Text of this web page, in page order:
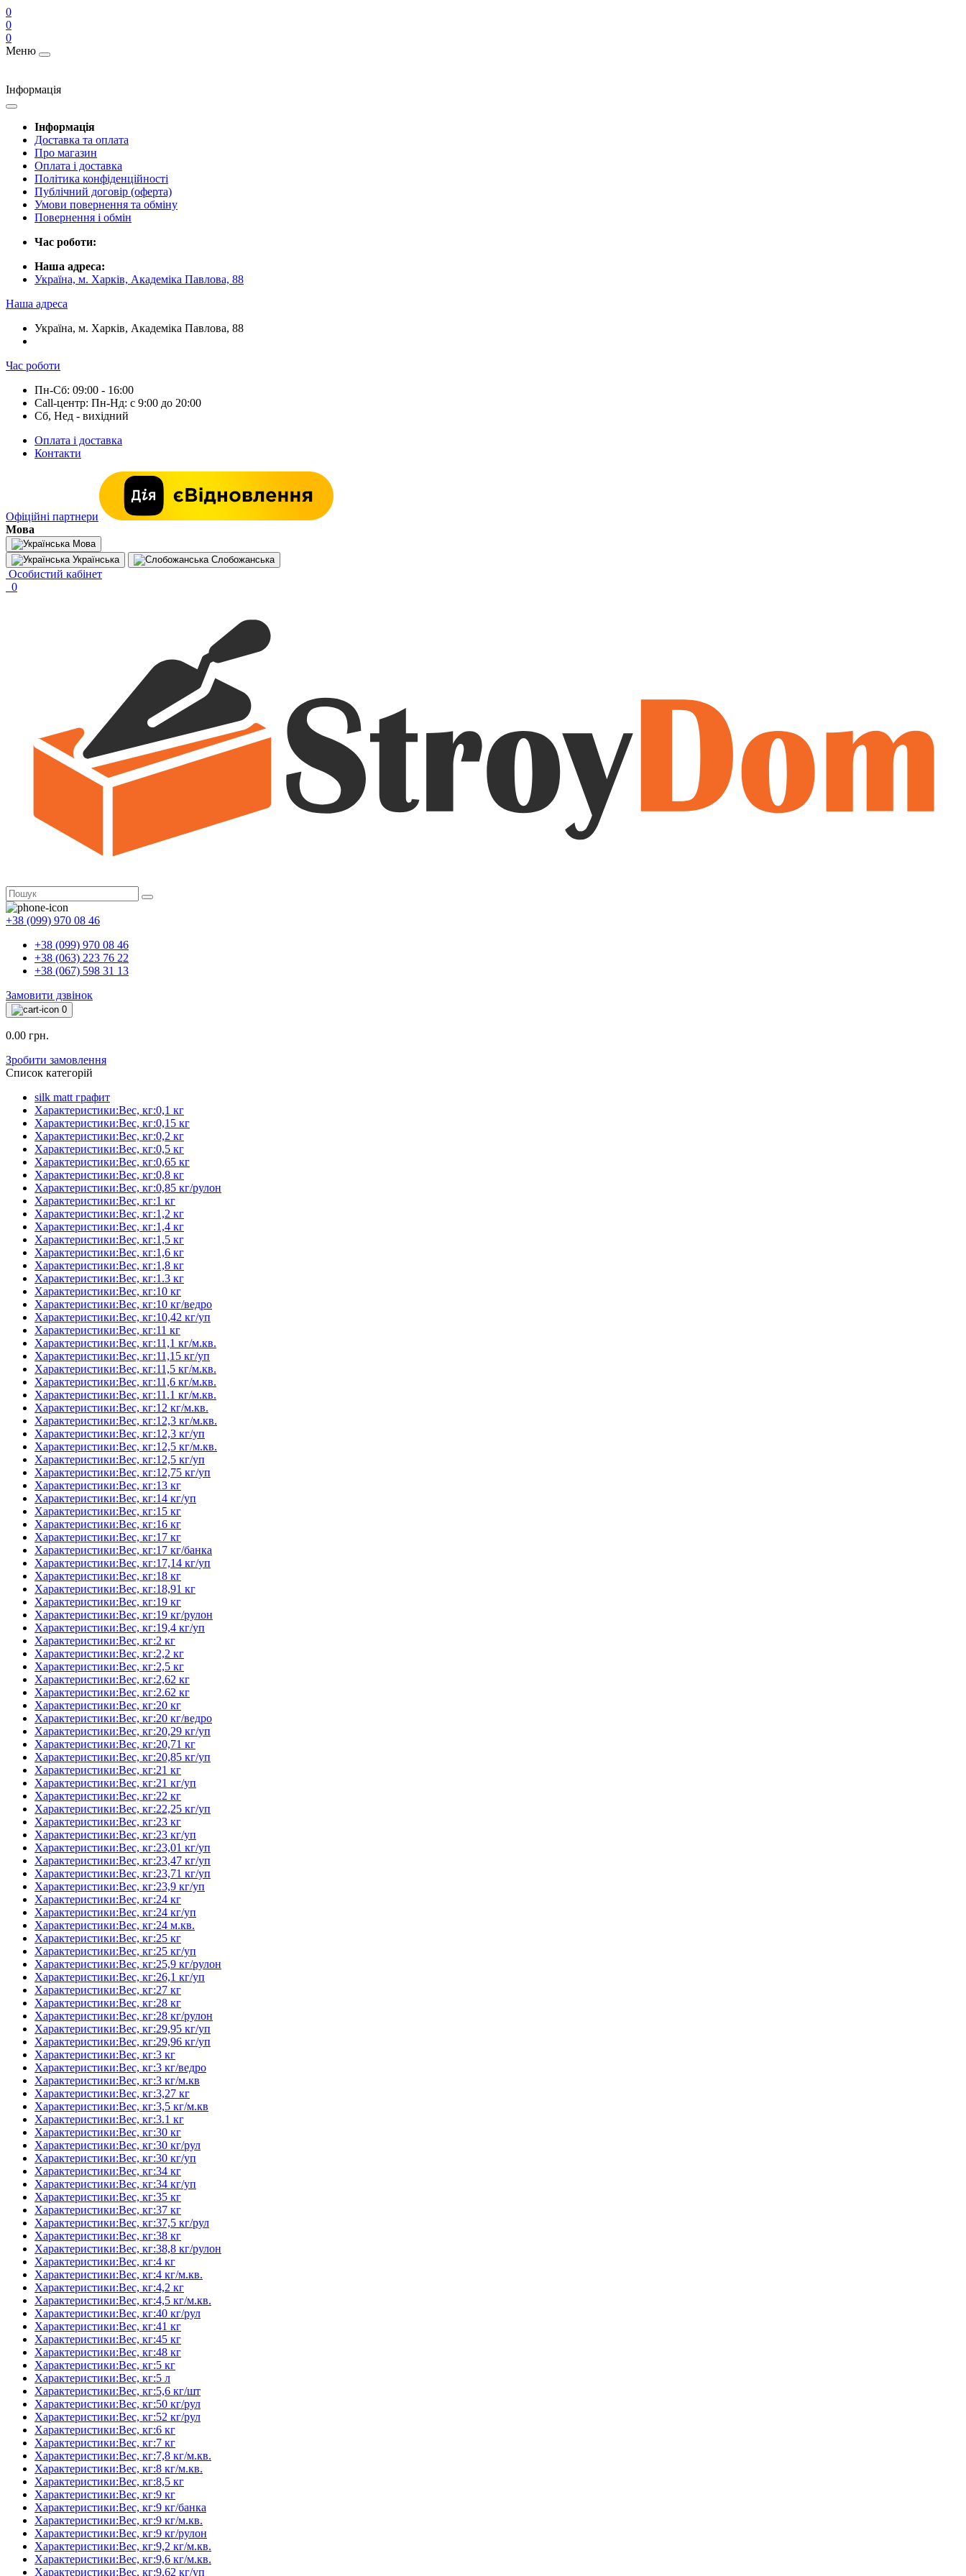
0
0
0
Меню
Інформація
Інформація
Доставка та оплата
Про магазин
Оплата і доставка
Політика конфіденційності
Публічний договір (оферта)
Умови повернення та обміну
Повернення і обмін
Час роботи:
Наша адреса:
Україна, м. Харків, Академіка Павлова, 88
Наша адреса
Україна, м. Харків, Академіка Павлова, 88
Час роботи
Пн-Сб: 09:00 - 16:00
Call-центр: Пн-Нд: с 9:00 до 20:00
Сб, Нед - вихідний
Оплата і доставка
Контакти
Офіційні партнери
Мова
Мова
Українська
Слобожанська
Особистий кабінет
0
+38 (099) 970 08 46
+38 (099) 970 08 46
+38 (063) 223 76 22
+38 (067) 598 31 13
Замовити дзвінок
0
0.00 грн.
Зробити замовлення
Список категорій
silk matt графит
Характеристики:Вес, кг:0,1 кг
Характеристики:Вес, кг:0,15 кг
Характеристики:Вес, кг:0,2 кг
Характеристики:Вес, кг:0,5 кг
Характеристики:Вес, кг:0,65 кг
Характеристики:Вес, кг:0,8 кг
Характеристики:Вес, кг:0,85 кг/рулон
Характеристики:Вес, кг:1 кг
Характеристики:Вес, кг:1,2 кг
Характеристики:Вес, кг:1,4 кг
Характеристики:Вес, кг:1,5 кг
Характеристики:Вес, кг:1,6 кг
Характеристики:Вес, кг:1,8 кг
Характеристики:Вес, кг:1.3 кг
Характеристики:Вес, кг:10 кг
Характеристики:Вес, кг:10 кг/ведро
Характеристики:Вес, кг:10,42 кг/уп
Характеристики:Вес, кг:11 кг
Характеристики:Вес, кг:11,1 кг/м.кв.
Характеристики:Вес, кг:11,15 кг/уп
Характеристики:Вес, кг:11,5 кг/м.кв.
Характеристики:Вес, кг:11,6 кг/м.кв.
Характеристики:Вес, кг:11.1 кг/м.кв.
Характеристики:Вес, кг:12 кг/м.кв.
Характеристики:Вес, кг:12,3 кг/м.кв.
Характеристики:Вес, кг:12,3 кг/уп
Характеристики:Вес, кг:12,5 кг/м.кв.
Характеристики:Вес, кг:12,5 кг/уп
Характеристики:Вес, кг:12,75 кг/уп
Характеристики:Вес, кг:13 кг
Характеристики:Вес, кг:14 кг/уп
Характеристики:Вес, кг:15 кг
Характеристики:Вес, кг:16 кг
Характеристики:Вес, кг:17 кг
Характеристики:Вес, кг:17 кг/банка
Характеристики:Вес, кг:17,14 кг/уп
Характеристики:Вес, кг:18 кг
Характеристики:Вес, кг:18,91 кг
Характеристики:Вес, кг:19 кг
Характеристики:Вес, кг:19 кг/рулон
Характеристики:Вес, кг:19,4 кг/уп
Характеристики:Вес, кг:2 кг
Характеристики:Вес, кг:2,2 кг
Характеристики:Вес, кг:2,5 кг
Характеристики:Вес, кг:2,62 кг
Характеристики:Вес, кг:2.62 кг
Характеристики:Вес, кг:20 кг
Характеристики:Вес, кг:20 кг/ведро
Характеристики:Вес, кг:20,29 кг/уп
Характеристики:Вес, кг:20,71 кг
Характеристики:Вес, кг:20,85 кг/уп
Характеристики:Вес, кг:21 кг
Характеристики:Вес, кг:21 кг/уп
Характеристики:Вес, кг:22 кг
Характеристики:Вес, кг:22,25 кг/уп
Характеристики:Вес, кг:23 кг
Характеристики:Вес, кг:23 кг/уп
Характеристики:Вес, кг:23,01 кг/уп
Характеристики:Вес, кг:23,47 кг/уп
Характеристики:Вес, кг:23,71 кг/уп
Характеристики:Вес, кг:23,9 кг/уп
Характеристики:Вес, кг:24 кг
Характеристики:Вес, кг:24 кг/уп
Характеристики:Вес, кг:24 м.кв.
Характеристики:Вес, кг:25 кг
Характеристики:Вес, кг:25 кг/уп
Характеристики:Вес, кг:25,9 кг/рулон
Характеристики:Вес, кг:26,1 кг/уп
Характеристики:Вес, кг:27 кг
Характеристики:Вес, кг:28 кг
Характеристики:Вес, кг:28 кг/рулон
Характеристики:Вес, кг:29,95 кг/уп
Характеристики:Вес, кг:29,96 кг/уп
Характеристики:Вес, кг:3 кг
Характеристики:Вес, кг:3 кг/ведро
Характеристики:Вес, кг:3 кг/м.кв
Характеристики:Вес, кг:3,27 кг
Характеристики:Вес, кг:3,5 кг/м.кв
Характеристики:Вес, кг:3.1 кг
Характеристики:Вес, кг:30 кг
Характеристики:Вес, кг:30 кг/рул
Характеристики:Вес, кг:30 кг/уп
Характеристики:Вес, кг:34 кг
Характеристики:Вес, кг:34 кг/уп
Характеристики:Вес, кг:35 кг
Характеристики:Вес, кг:37 кг
Характеристики:Вес, кг:37,5 кг/рул
Характеристики:Вес, кг:38 кг
Характеристики:Вес, кг:38,8 кг/рулон
Характеристики:Вес, кг:4 кг
Характеристики:Вес, кг:4 кг/м.кв.
Характеристики:Вес, кг:4,2 кг
Характеристики:Вес, кг:4,5 кг/м.кв.
Характеристики:Вес, кг:40 кг/рул
Характеристики:Вес, кг:41 кг
Характеристики:Вес, кг:45 кг
Характеристики:Вес, кг:48 кг
Характеристики:Вес, кг:5 кг
Характеристики:Вес, кг:5 л
Характеристики:Вес, кг:5,6 кг/шт
Характеристики:Вес, кг:50 кг/рул
Характеристики:Вес, кг:52 кг/рул
Характеристики:Вес, кг:6 кг
Характеристики:Вес, кг:7 кг
Характеристики:Вес, кг:7,8 кг/м.кв.
Характеристики:Вес, кг:8 кг/м.кв.
Характеристики:Вес, кг:8,5 кг
Характеристики:Вес, кг:9 кг
Характеристики:Вес, кг:9 кг/банка
Характеристики:Вес, кг:9 кг/м.кв.
Характеристики:Вес, кг:9 кг/рулон
Характеристики:Вес, кг:9,2 кг/м.кв.
Характеристики:Вес, кг:9,6 кг/м.кв.
Характеристики:Вес, кг:9,62 кг/уп